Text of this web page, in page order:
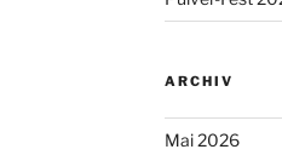
ARCHIV
Mai 2026